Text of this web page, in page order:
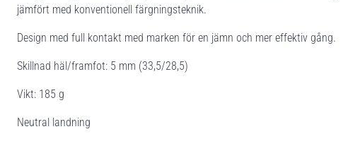
jämfört med konventionell färgningsteknik.
Design med full kontakt med marken för en jämn och mer effektiv gång.
Skillnad häl/framfot: 5 mm (33,5/28,5)
Vikt: 185 g
Neutral landning